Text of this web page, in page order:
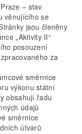
– stav
věnujícího se
jsou členěny
„Aktivity II“
posouzení
za
směrnice
výkonu státní
obsahují řadu
údajů
směrnice
útvarů